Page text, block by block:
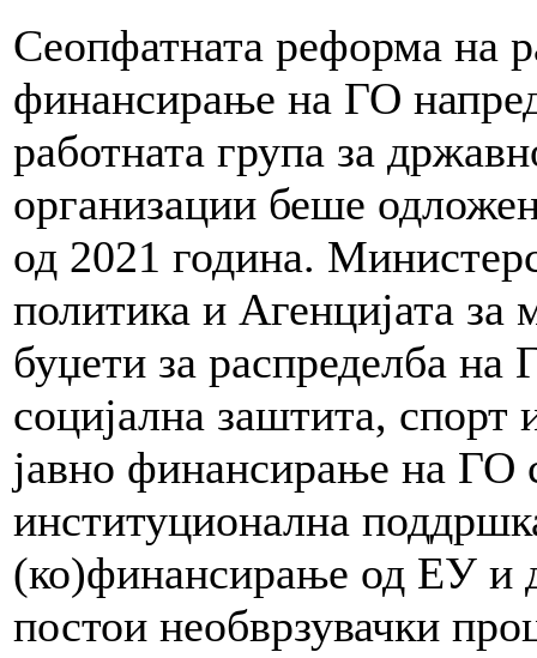
Сеопфатната реформа на
финансирање на ГО
работната група за
организации беше
од 2021 година.
политика и Агенцијата за
буџети за распределба на
социјална заштита,
јавно финансирање на ГО
институционална
(ко)финансирање од ЕУ и
постои необврзувачки